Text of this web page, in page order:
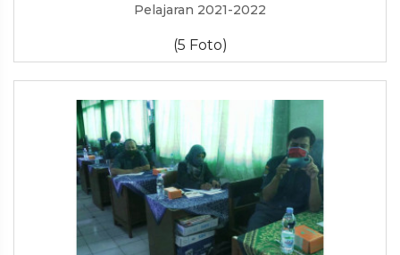
Pelajaran 2021-2022
(5 Foto)